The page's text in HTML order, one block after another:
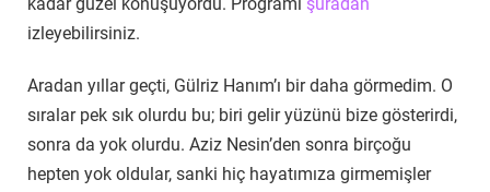
kadar güzel konuşuyordu. Programı şuradan
izleyebilirsiniz.
Aradan yıllar geçti, Gülriz Hanım’ı bir daha görmedim. O
sıralar pek sık olurdu bu; biri gelir yüzünü bize gösterirdi,
sonra da yok olurdu. Aziz Nesin’den sonra birçoğu
hepten yok oldular, sanki hiç hayatımıza girmemişler